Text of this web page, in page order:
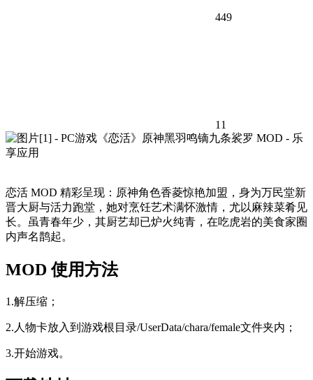
449
11
恋活 MOD 精彩呈现：原神角色香菱惊艳加盟，身为万民堂新
晋大厨与活力跑堂，她对烹饪艺术满怀激情，尤以麻辣菜肴见
长。虽青春年少，其厨艺却已炉火纯青，在吃虎岩的美食家圈
内声名鹊起。
MOD 使用方法
1.解压缩；
2.人物卡放入到游戏根目录/UserData/chara/female文件夹内；
3.开始游戏。